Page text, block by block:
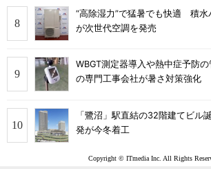
“高除湿力”で猛暑でも快適 積水
が次世代空調を発売
WBGT測定器導入や熱中症予防
の専門工事会社が暑さ対策強化
「鷺沼」駅直結の32階建てビル
発が今冬着工
Copyright © ITmedia Inc. All Rights